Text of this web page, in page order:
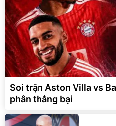
Soi trận Aston Villa vs
phân thắng bại